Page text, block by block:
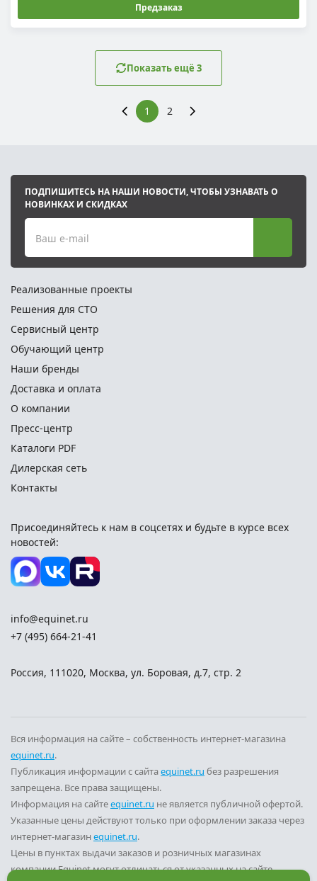
Предзаказ
Показать ещё 3
1 2
ПОДПИШИТЕСЬ НА НАШИ НОВОСТИ, ЧТОБЫ УЗНАВАТЬ О
НОВИНКАХ И СКИДКАХ
Ваш e-mail
Реализованные проекты
Решения для СТО
Сервисный центр
Обучающий центр
Наши бренды
Доставка и оплата
О компании
Пресс-центр
Каталоги PDF
Дилерская сеть
Контакты
Присоединяйтесь к нам в соцсетях и будьте в курсе всех
новостей:
info@equinet.ru
+7 (495) 664-21-41
Россия, 111020, Москва, ул. Боровая, д.7, стр. 2
Вся информация на сайте – собственность интернет-магазина
equinet.ru.
Публикация информации с сайтаequinet.ru без разрешения
запрещена. Все права защищены.
Информация на сайтеequinet.ru не является публичной офертой.
Указанные цены действуют только при оформлении заказа через
интернет-магазин equinet.ru.
Цены в пунктах выдачи заказов и розничных магазинах
компании Equinet могут отличаться от указанных на сайте.